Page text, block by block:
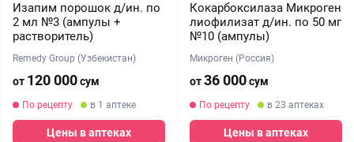
Изапим порошок д/ин. по
2 мл №3 (ампулы +
растворитель)
Remedy Group (Узбекистан)
от 120 000сум
По рецепту в 1 аптеке
Цены в аптеках
Кокарбоксилаза Микроген
лиофилизат д/ин. по 50 мг
№10 (ампулы)
Микроген (Россия)
от36 000сум
По рецепту в 23 аптеках
Цены в аптеках